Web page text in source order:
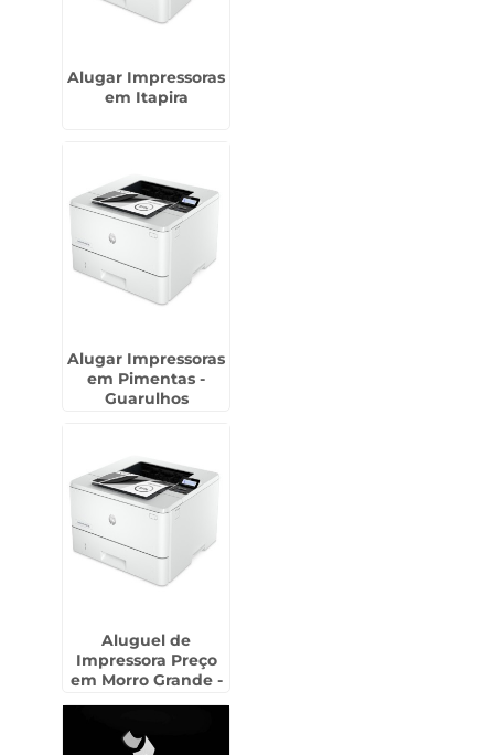
Alugar Impressoras
em Itapira
Alugar Impressoras
em Pimentas -
Guarulhos
Aluguel de
Impressora Preço
em Morro Grande -